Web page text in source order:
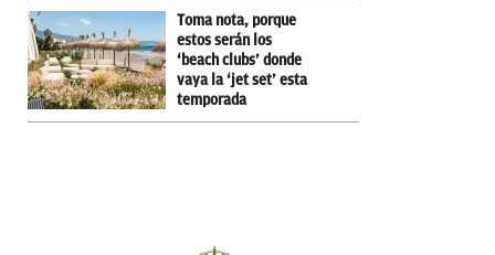
Toma nota, porque
estos serán los
‘beach clubs’ donde
vaya la ‘jet set’ esta
temporada